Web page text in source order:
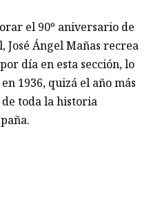
el 90º aniversario de
José Ángel Mañas recrea
día en esta sección, lo
1936, quizá el año más
toda la historia